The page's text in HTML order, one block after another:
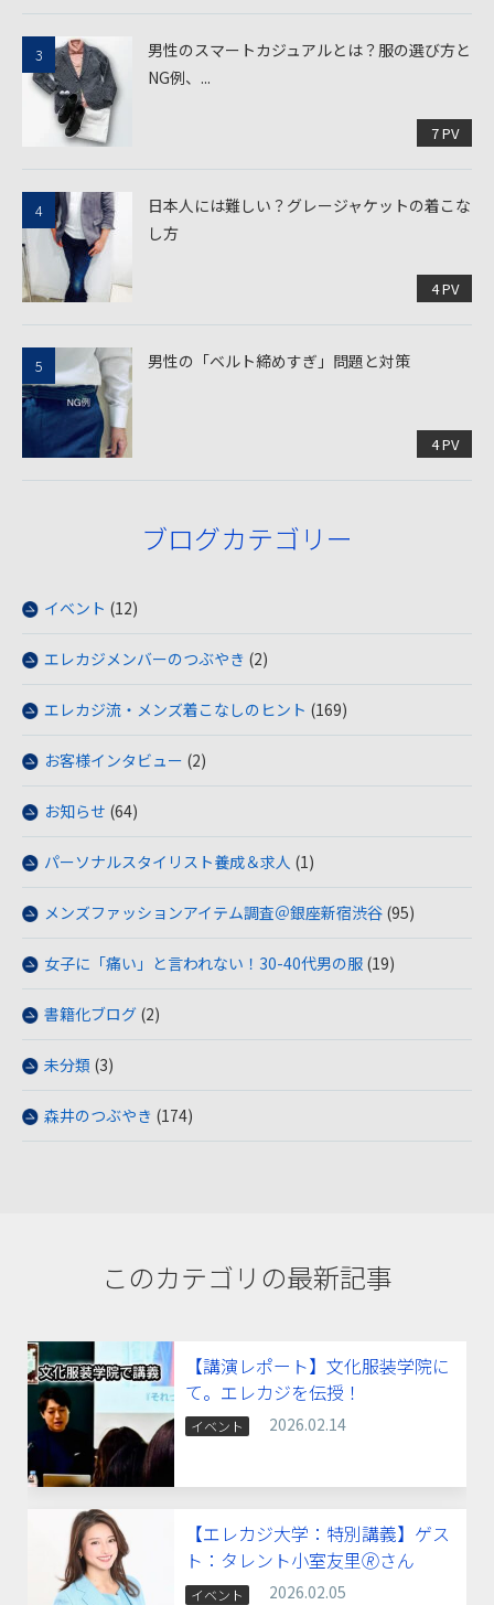
男性のスマートカジュアルとは？服の選び方と
NG例、...
7 PV
日本人には難しい？グレージャケットの着こな
し方
4 PV
男性の「ベルト締めすぎ」問題と対策
4 PV
ブログカテゴリー
イベント (12)
エレカジメンバーのつぶやき (2)
エレカジ流・メンズ着こなしのヒント (169)
お客様インタビュー (2)
お知らせ (64)
パーソナルスタイリスト養成＆求人 (1)
メンズファッションアイテム調査＠銀座新宿渋谷 (95)
女子に「痛い」と言われない！30-40代男の服 (19)
書籍化ブログ (2)
未分類 (3)
森井のつぶやき (174)
このカテゴリの最新記事
【講演レポート】文化服装学院に
て。エレカジを伝授！
イベント 2026.02.14
【エレカジ大学：特別講義】ゲス
ト：タレント小室友里🄬さん
イベント 2026.02.05